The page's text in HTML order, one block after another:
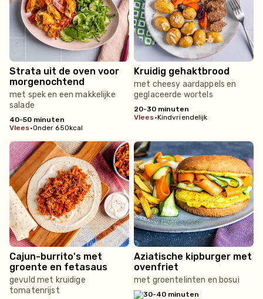
Strata uit de oven voor
morgenochtend
met spek en een makkelijke
salade
40-50 minuten
vlees•Onder 650kcal
Kruidig gehaktbrood
met cheesy aardappels en
geglaceerde wortels
20-30 minuten
vlees•Kindvriendelijk
Cajun-burrito's met
groente en fetasaus
gevuld met kruidige
tomatenrijst
Aziatische kipburger met
ovenfriet
met groentelinten en bosui
30-40 minuten